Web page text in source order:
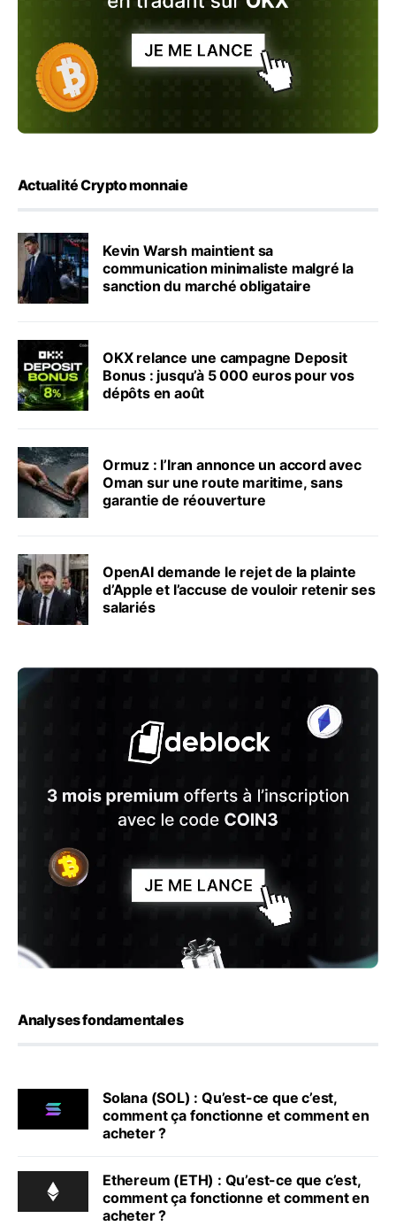
Actualité Crypto monnaie
Kevin Warsh maintient sa
communication minimaliste malgré la
sanction du marché obligataire
OKX relance une campagne Deposit
Bonus : jusqu’à 5 000 euros pour vos
dépôts en août
Ormuz : l’Iran annonce un accord avec
Oman sur une route maritime, sans
garantie de réouverture
OpenAI demande le rejet de la plainte
d’Apple et l’accuse de vouloir retenir ses
salariés
Analyses fondamentales
Solana (SOL) : Qu’est-ce que c’est,
comment ça fonctionne et comment en
acheter ?
Ethereum (ETH) : Qu’est-ce que c’est,
comment ça fonctionne et comment en
acheter ?